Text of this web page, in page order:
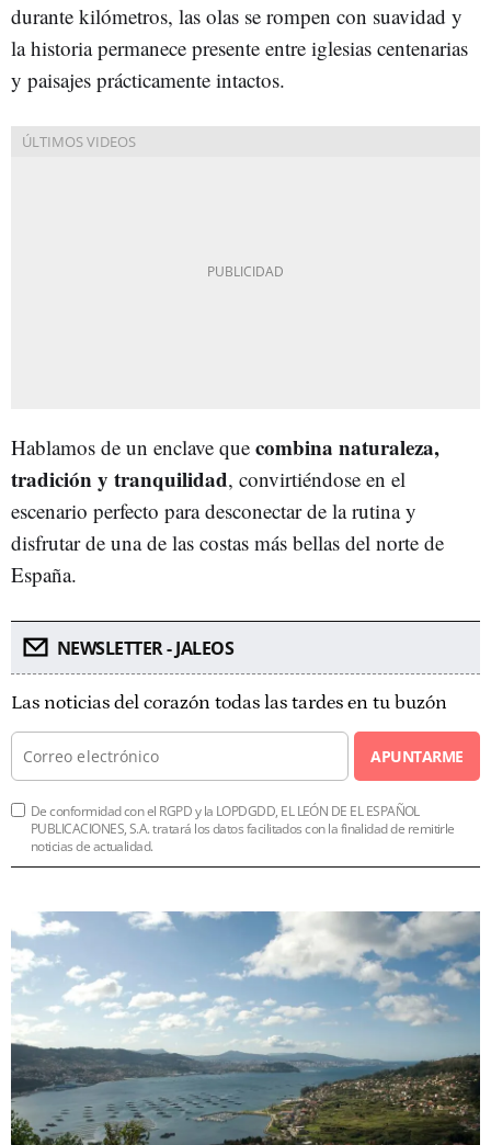
durante kilómetros, las olas se rompen con suavidad y
la historia permanece presente entre iglesias centenarias
y paisajes prácticamente intactos.
Hablamos de un enclave que combina naturaleza,
tradición y tranquilidad, convirtiéndose en el
escenario perfecto para desconectar de la rutina y
disfrutar de una de las costas más bellas del norte de
España.
NEWSLETTER - JALEOS
Las noticias del corazón todas las tardes en tu buzón
APUNTARME
De conformidad con el RGPD y la LOPDGDD, EL LEÓN DE EL ESPAÑOL
PUBLICACIONES, S.A. tratará los datos facilitados con la finalidad de remitirle
noticias de actualidad.